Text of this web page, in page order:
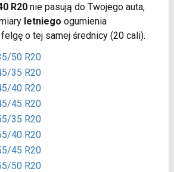
R20nie pasują do Twojego auta,
letniego ogumienia
o tej samej średnicy (20 cali).
50 R20
35 R20
40 R20
45 R20
35 R20
40 R20
45 R20
50 R20